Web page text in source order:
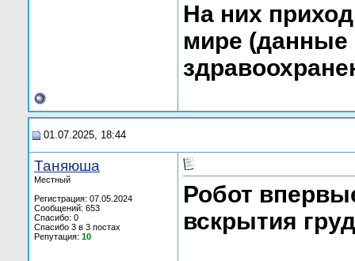
На них
мире (данные
01.07.2025, 18:44
Таняюша
Местный
Регистрация: 07.05.2024
Сообщений: 653
Спасибо: 0
Спасибо 3 в 3 постах
Репутация: 10
Робот
вскрытия